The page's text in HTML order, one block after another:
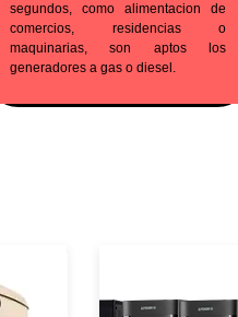
segundos, como alimentacion de
comercios, residencias o
maquinarias, son aptos los
generadores a gas o diesel.